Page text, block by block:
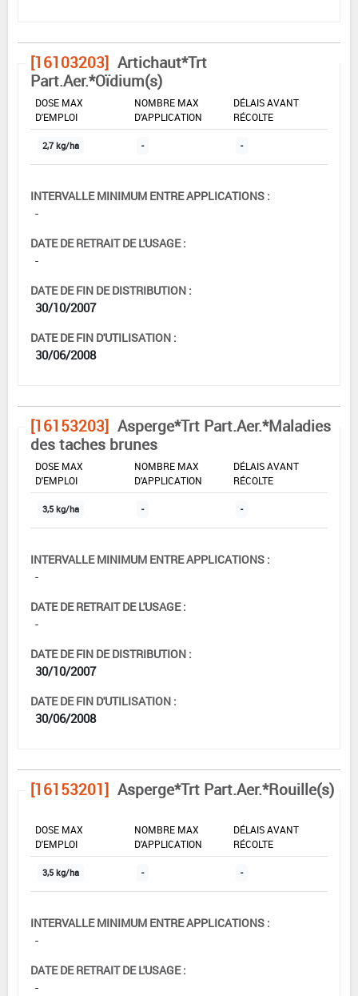
[16103203] Artichaut*Trt
Part.Aer.*Oïdium(s)
DOSE MAX
D'EMPLOI
NOMBRE MAX
D'APPLICATION
DÉLAIS AVANT
RÉCOLTE
2,7 kg/ha - -
INTERVALLE MINIMUM ENTRE APPLICATIONS :
-
DATE DE RETRAIT DE L'USAGE :
-
DATE DE FIN DE DISTRIBUTION :
30/10/2007
DATE DE FIN D'UTILISATION :
30/06/2008
[16153203] Asperge*Trt Part.Aer.*Maladies
des taches brunes
DOSE MAX
D'EMPLOI
NOMBRE MAX
D'APPLICATION
DÉLAIS AVANT
RÉCOLTE
3,5 kg/ha - -
INTERVALLE MINIMUM ENTRE APPLICATIONS :
-
DATE DE RETRAIT DE L'USAGE :
-
DATE DE FIN DE DISTRIBUTION :
30/10/2007
DATE DE FIN D'UTILISATION :
30/06/2008
[16153201] Asperge*Trt Part.Aer.*Rouille(s)
DOSE MAX
D'EMPLOI
NOMBRE MAX
D'APPLICATION
DÉLAIS AVANT
RÉCOLTE
3,5 kg/ha - -
INTERVALLE MINIMUM ENTRE APPLICATIONS :
-
DATE DE RETRAIT DE L'USAGE :
-